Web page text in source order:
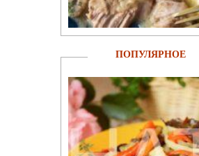
ПОПУЛЯРНОЕ